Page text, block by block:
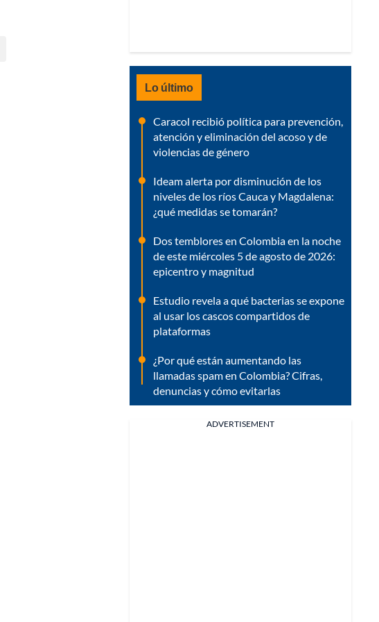
Lo último
Caracol recibió política para prevención,
atención y eliminación del acoso y de
violencias de género
Ideam alerta por disminución de los
niveles de los ríos Cauca y Magdalena:
¿qué medidas se tomarán?
Dos temblores en Colombia en la noche
de este miércoles 5 de agosto de 2026:
epicentro y magnitud
Estudio revela a qué bacterias se expone
al usar los cascos compartidos de
plataformas
¿Por qué están aumentando las
llamadas spam en Colombia? Cifras,
denuncias y cómo evitarlas
ADVERTISEMENT